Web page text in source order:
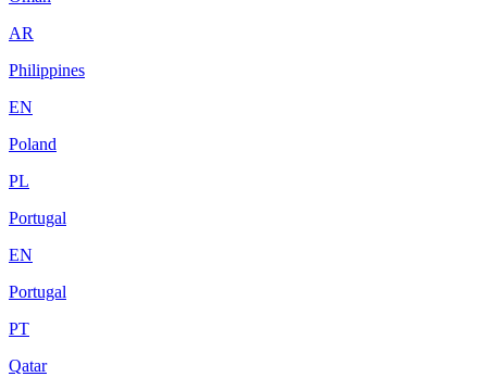
AR
Philippines
EN
Poland
PL
Portugal
EN
Portugal
PT
Qatar